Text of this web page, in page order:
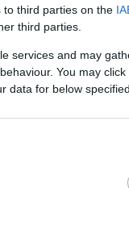
to third parties on the
third parties.
services and may
You may
data for below
όμως,